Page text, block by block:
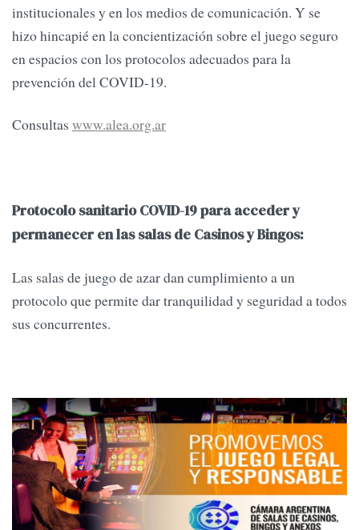
institucionales y en los medios de comunicación. Y se
hizo hincapié en la concientización sobre el juego seguro
en espacios con los protocolos adecuados para la
prevención del COVID-19.
Consultas www.alea.org.ar
Protocolo sanitario COVID-19 para acceder y
permanecer en las salas de Casinos y Bingos:
Las salas de juego de azar dan cumplimiento a un
protocolo que permite dar tranquilidad y seguridad a todos
sus concurrentes.